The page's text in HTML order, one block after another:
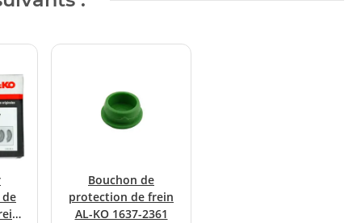
de
Bouchon de
protection de frein
AL-KO 1637-2361